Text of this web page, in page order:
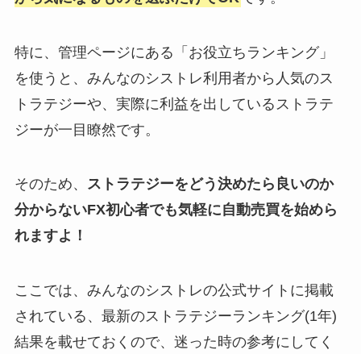
特に、管理ページにある「お役立ちランキング」
を使うと、みんなのシストレ利用者から人気のス
トラテジーや、実際に利益を出しているストラテ
ジーが一目瞭然です。
そのため、 ストラテジーをどう決めたら良いのか
分からないFX初心者でも気軽に自動売買を始めら
れますよ！
ここでは、みんなのシストレの公式サイトに掲載
されている、最新のストラテジーランキング(1年)
結果を載せておくので、迷った時の参考にしてく